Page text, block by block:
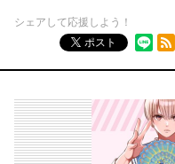
シェアして応援しよう！
ポスト
RSSフィード